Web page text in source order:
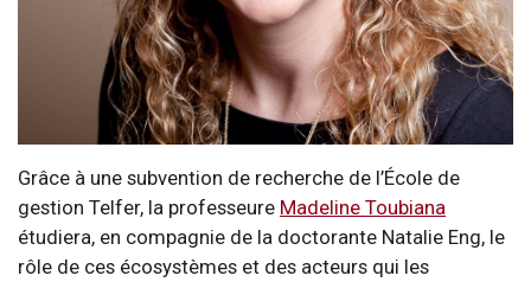
Grâce à une subvention de recherche de l’École de
gestion Telfer, la professeure Madeline Toubiana
étudiera, en compagnie de la doctorante Natalie Eng, le
rôle de ces écosystèmes et des acteurs qui les